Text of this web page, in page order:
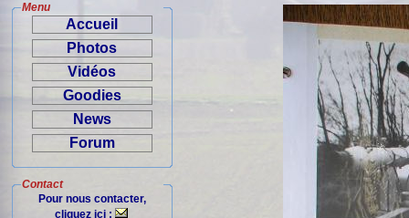
Menu
Accueil
Photos
Vidéos
Goodies
News
Forum
Contact
Pour nous contacter,
cliquez ici :